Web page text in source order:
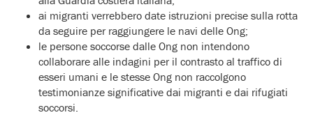
ai migranti verrebbero date istruzioni precise sulla rotta
da seguire per raggiungere le navi delle Ong;
le persone soccorse dalle Ong non intendono
collaborare alle indagini per il contrasto al traffico di
esseri umani e le stesse Ong non raccolgono
testimonianze significative dai migranti e dai rifugiati
soccorsi.